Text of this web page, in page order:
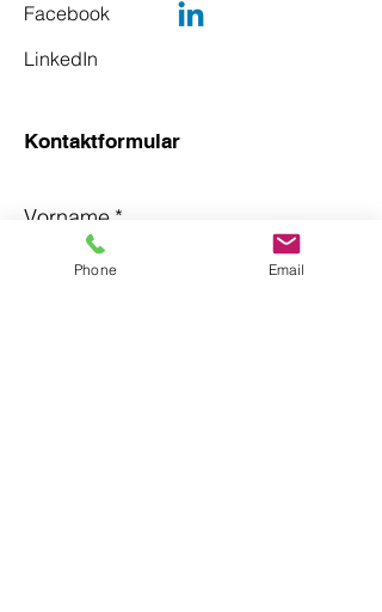
Facebook
LinkedIn
Kontaktformular
Vorname *
Phone Email